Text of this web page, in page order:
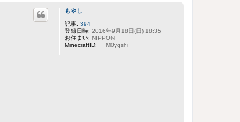
もやし
記事: 394
登録日時: 2016年9月18日(日) 18:35
お住まい: NIPPON
MinecraftID: __M0yqshi__